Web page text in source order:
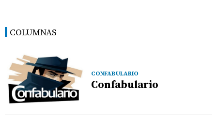
COLUMNAS
CONFABULARIO
Confabulario